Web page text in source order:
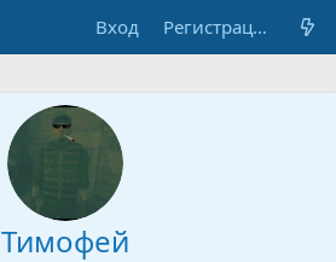
Вход Регистрация
Тимофей